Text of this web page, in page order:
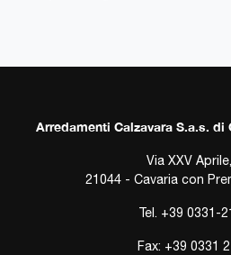
Arredamenti Calzavara S.a.s. di
Via XXV
21044 - Cavaria con
Tel. +39 0331-
Fax: +39 0331